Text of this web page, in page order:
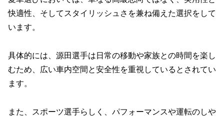
快適性、そしてスタイリッシュさを兼ね備えた選択をして
います。
具体的には、源田選手は日常の移動や家族との時間を楽し
むため、広い車内空間と安全性を重視しているとされてい
ます。
また、スポーツ選手らしく、パフォーマンスや運転のしや